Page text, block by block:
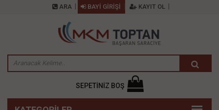
ARA BAYİ GİRİŞİ KAYIT OL
SEPETİNİZ BOŞ